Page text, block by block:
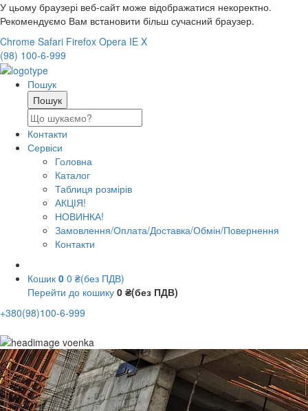
У цьому браузері веб-сайт може відображатися некоректно.
Рекомендуємо Вам встановити більш сучасний браузер.
Chrome Safari Firefox Opera IE X
(98) 100-6-999
Пошук
Контакти
Сервіси
Головна
Каталог
Таблиця розмірів
АКЦІЯ!
НОВИНКА!
Замовлення/Оплата/Доставка/Обмін/Повернення
Контакти
Кошик 0 0 ₴(без ПДВ)
Перейти до кошику 0 ₴(без ПДВ)
+380(98)100-6-999